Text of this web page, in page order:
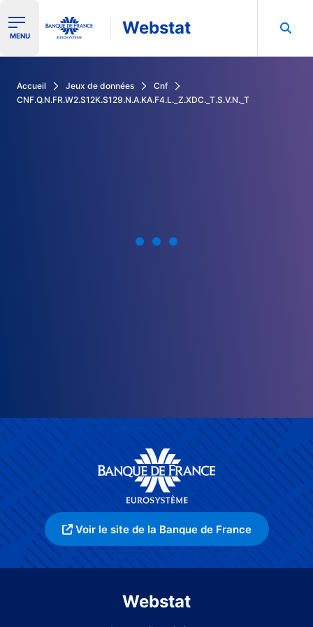
Ouvrir le menu de navigation
MENU Webstat
Accueil Jeux de données
Cnf
CNF.Q.N.FR.W2.S12K.S129.N.A.KA.F4.L._Z.XDC._T.S.V.N._T
Voir le site de la Banque de France
Webstat